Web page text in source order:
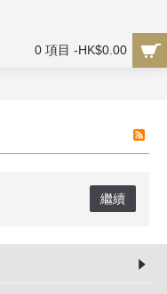
0 項目 -HK$0.00
繼續